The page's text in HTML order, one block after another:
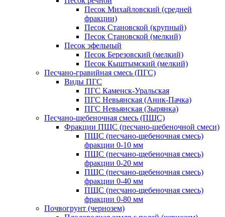
Песок Михайловский (средней
фракции)
Песок Становской (крупный)
Песок Становской (мелкий)
Песок эфельный
Песок Березовский (мелкий)
Песок Кыштымский (мелкий)
Песчано-гравийная смесь (ПГС)
Виды ПГС
ПГС Каменск-Уральская
ПГС Невьянская (Аник-Пачка)
ПГС Невьянская (Зырянка)
Песчано-щебеночная смесь (ПЩС)
Фракции ПЩС (песчано-щебеночной смеси)
ПЩС (песчано-щебеночная смесь)
фракции 0-10 мм
ПЩС (песчано-щебеночная смесь)
фракции 0-20 мм
ПЩС (песчано-щебеночная смесь)
фракции 0-40 мм
ПЩС (песчано-щебеночная смесь)
фракции 0-80 мм
Почвогрунт (чернозем)